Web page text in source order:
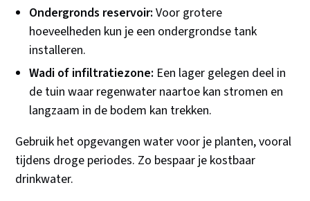
Ondergronds reservoir: Voor grotere
hoeveelheden kun je een ondergrondse tank
installeren.
Wadi of infiltratiezone: Een lager gelegen deel in
de tuin waar regenwater naartoe kan stromen en
langzaam in de bodem kan trekken.
Gebruik het opgevangen water voor je planten, vooral
tijdens droge periodes. Zo bespaar je kostbaar
drinkwater.